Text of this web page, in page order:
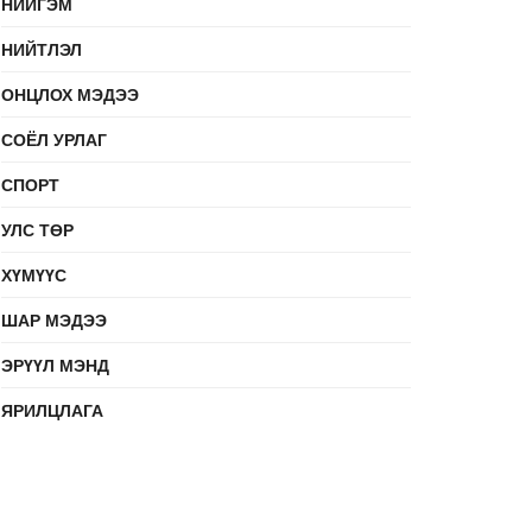
НИЙТЛЭЛ
ОНЦЛОХ МЭДЭЭ
СОЁЛ УРЛАГ
СПОРТ
УЛС ТӨР
ХҮМҮҮС
ШАР МЭДЭЭ
ЭРҮҮЛ МЭНД
ЯРИЛЦЛАГА